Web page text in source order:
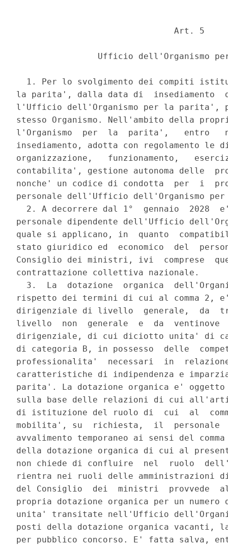
                               Art. 5
Ufficio dell'Organismo
1. Per lo svolgimento dei compiti
la parita', dalla data di
l'Ufficio dell'Organismo per la parita',
stesso Organismo. Nell'ambito della
l'Organismo  per  la  parita',   entro
insediamento, adotta con regolamento
organizzazione,   funzionamento,
contabilita', gestione autonoma delle
nonche' un codice di condotta  per  i
personale dell'Ufficio dell'Organismo
2. A decorrere dal 1°  gennaio  2028
personale dipendente dell'Ufficio
quale si applicano, in  quanto
stato giuridico ed  economico  del
Consiglio dei ministri, ivi  comprese
contrattazione collettiva nazionale.
3.  La  dotazione  organica
rispetto dei termini di cui al comma 2,
dirigenziale di livello  generale,  da
livello  non  generale  e  da
dirigenziale, di cui diciotto unita' di
di categoria B, in possesso  delle
professionalita'  necessari  in
caratteristiche di indipendenza e
parita'. La dotazione organica e'
sulla base delle relazioni di cui
di istituzione del ruolo di  cui  al
mobilita', su  richiesta,  il  personale
avvalimento temporaneo ai sensi del
della dotazione organica di cui al
non chiede di confluire  nel  ruolo
rientra nei ruoli delle amministrazioni di
del Consiglio  dei  ministri  provvede
propria dotazione organica per un
unita' transitate nell'Ufficio
posti della dotazione organica vacanti,
per pubblico concorso. E' fatta salva,